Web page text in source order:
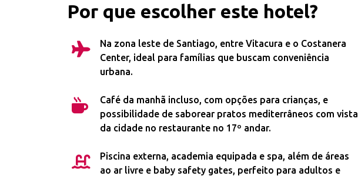
Por que escolher este hotel?
Na zona leste de Santiago, entre Vitacura e o Costanera
Center, ideal para famílias que buscam conveniência
urbana.
Café da manhã incluso, com opções para crianças, e
possibilidade de saborear pratos mediterrâneos com vista
da cidade no restaurante no 17º andar.
Piscina externa, academia equipada e spa, além de áreas
ao ar livre e baby safety gates, perfeito para adultos e